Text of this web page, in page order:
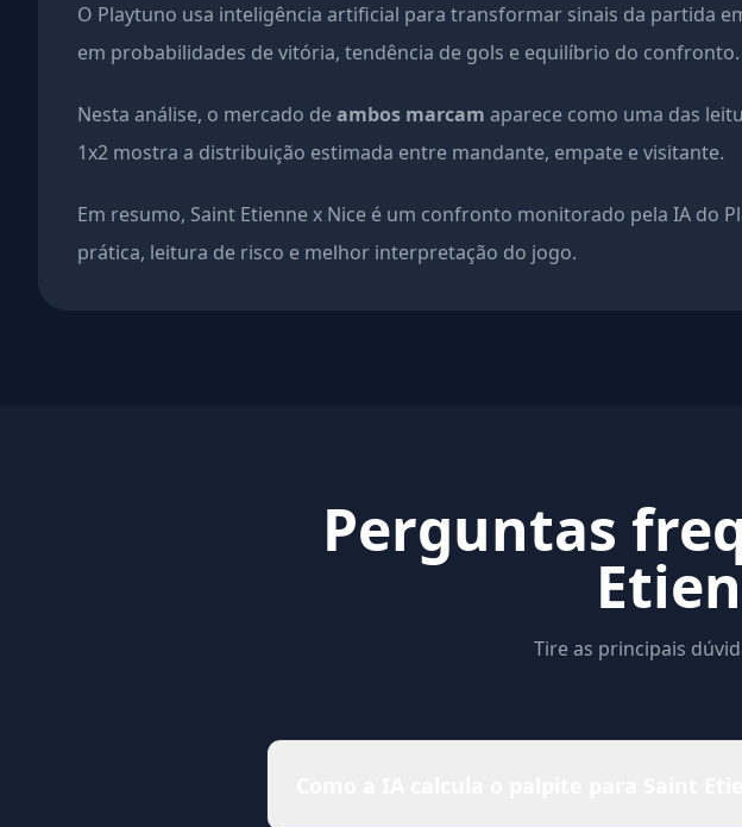
O Playtuno usa inteligência artificial para transformar sinais da partida
em probabilidades de vitória, tendência de gols e equilíbrio do confronto.
Nesta análise, o mercado deambos marcam aparece como uma das
1x2 mostra a distribuição estimada entre mandante, empate e visitante.
Em resumo, Saint Etienne x Nice é um confronto monitorado pela IA do
prática, leitura de risco e melhor interpretação do jogo.
Perguntas
Tire as principais